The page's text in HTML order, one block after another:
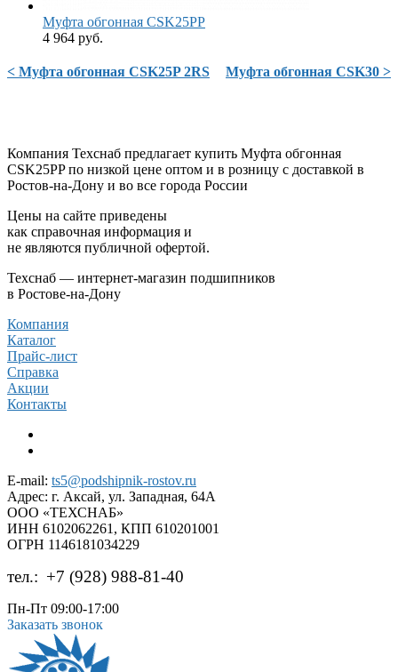
Муфта обгонная CSK25PP
4 964 руб.
< Муфта обгонная CSK25P 2RS Муфта обгонная CSK30 >
Компания Техснаб предлагает купить Муфта обгонная
CSK25PP по низкой цене оптом и в розницу с доставкой в
Ростов-на-Дону и во все города России
Цены на сайте приведены
как справочная информация и
не являются публичной офертой.
Техснаб — интернет-магазин подшипников
в Ростове-на-Дону
Компания
Каталог
Прайс-лист
Справка
Акции
Контакты
E-mail: ts5@podshipnik-rostov.ru
Адрес: г. Аксай, ул. Западная, 64А
ООО «ТЕХСНАБ»
ИНН 6102062261, КПП 610201001
ОГРН 1146181034229
тел.: +7 (928) 988-81-40
Пн-Пт 09:00-17:00
Заказать звонок